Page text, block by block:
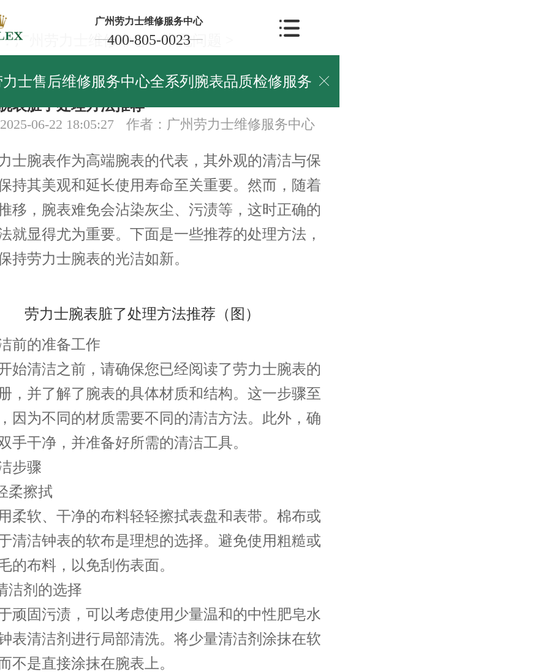
广州劳力士维修服务中心
400-805-0023
士售后维修服务中心全系列腕表品质检修服务 
广州劳力士维修中心>常见问题
问题
表脏了处理方法推荐
06-22 18:05:27 作者：广州劳力士维修服务中心
表作为高端腕表的代表，其外观的清洁与保
持其美观和延长使用寿命至关重要。然而，随着
移，腕表难免会沾染灰尘、污渍等，这时正确的
就显得尤为重要。下面是一些推荐的处理方法，
持劳力士腕表的光洁如新。
的准备工作
洁之前，请确保您已经阅读了劳力士腕表的
，并了解了腕表的具体材质和结构。这一步骤至
因为不同的材质需要不同的清洁方法。此外，确
手干净，并准备好所需的清洁工具。
骤
擦拭
、干净的布料轻轻擦拭表盘和表带。棉布或
清洁钟表的软布是理想的选择。避免使用粗糙或
的布料，以免刮伤表面。
剂的选择
污渍，可以考虑使用少量温和的中性肥皂水
表清洁剂进行局部清洗。将少量清洁剂涂抹在软
不是直接涂抹在腕表上。